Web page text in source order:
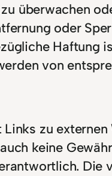
überwachen
oder
Haftung
von
zu
keine
Die